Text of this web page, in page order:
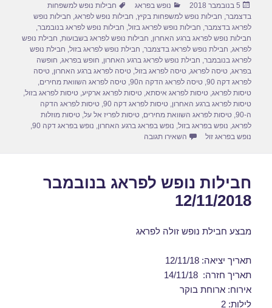
e
b
o
o
k
o
d
o
n
e
פורסם
בתאריך
5 בנובמבר 2018 קטגוריות
נופש בפראג תגיות
חבילות נופש למשפחות
בדצמבר, חבילות נופש למשפחות בקיץ, חבילות נופש לפראג, חבילות נופש
לפראג בדצמבר, חבילות נופש לפראג בזול, חבילות נופש לפראג בנובמבר,
חבילות נופש לפראג ברגע האחרון, חבילות נופש לפראג בשבועות, חבילת נופש
לפראג, חבילת נופש לפראג בדצמבר, חבילת נופש לפראג בזול, חבילת נופש
לפראג בנובמבר, חבילת נופש לפראג ברגע האחרון, חופש בפראג, חופשה
בפראג,טיסה לפראג,טיסה לפראג בזול,טיסה לפראג ברגע האחרון,טיסה
לפראג דקה 90
,טיסה לפראג הדקה ה90 ,טיסה לפראג השוואת מחירים,
טיסות לפראג,טיסות לפראג איסתא,טיסות לפראג ארקיע,טיסות לפראג בזול,
טיסות לפראג ברגע האחרון,טיסות לפראג דקה 90 ,טיסות לפראג הדקה
ה-90
,טיסות לפראג השוואת מחירים,טיסות לפריז אל על,טיסות מוזלות
לפראג, נופש בפראג בזול, נופש בפראג ברגע האחרון, נופש בפראג דקה 90
,
נופש בפראג זול
השאירו תגובה
חבילות נופש לפראג בנובמבר
12/11/2018
מבצע חבילת נופש זולה לפראג
תאריך יציאה: 12/11/18
תאריך חזרה: 14/11/18
אירוח: ארוחת בוקר
לילות: 2